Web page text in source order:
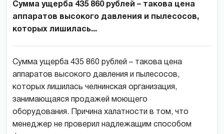
Сумма ущерба 435 860 рублей – такова цена
аппаратов высокого давления и пылесосов,
которых лишилась...
Сумма ущерба 435 860 рублей – такова цена
аппаратов высокого давления и пылесосов,
которых лишилась челнинская организация,
занимающаяся продажей моющего
оборудования. Причина халатности в том, что
менеджер не проверил надлежащим способом